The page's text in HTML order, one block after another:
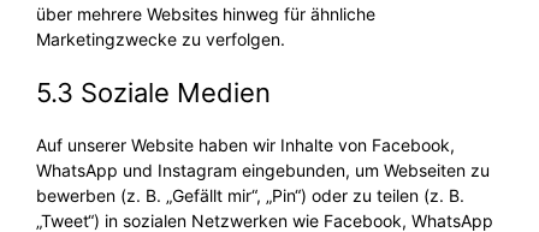
über mehrere Websites hinweg für ähnliche
Marketingzwecke zu verfolgen.
5.3 Soziale Medien
Auf unserer Website haben wir Inhalte von Facebook,
WhatsApp und Instagram eingebunden, um Webseiten zu
bewerben (z. B. „Gefällt mir“, „Pin“) oder zu teilen (z. B.
„Tweet“) in sozialen Netzwerken wie Facebook, WhatsApp